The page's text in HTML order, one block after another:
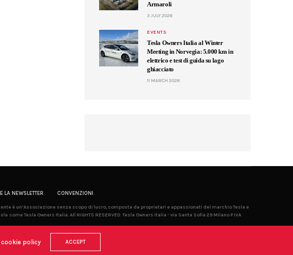
Armaroli
3 JULY 2026
EVENTS
Tesla Owners Italia al Winter
Meeting in Norvegia: 5.000 km in
elettrico e test di guida su lago
ghiacciato
11 MARCH 2026
LA NEWSLETTER CONVENZIONI
è un’Associazione senza scopo di lucro, composta da proprietari e appassionati del marchio Tesla e
Tesla Owners Italia. All RIGHTS RESERVED. Tesla Owners Italia - via Santa Sofia 29 Milano P.IVA
cookie policy ACCEPT